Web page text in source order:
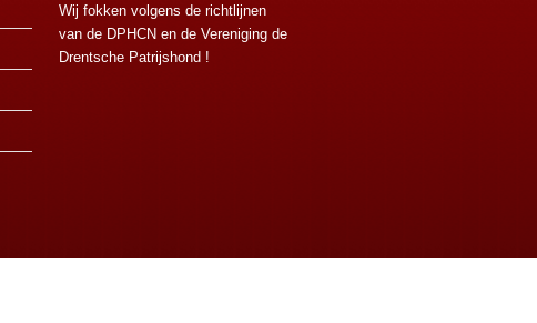
Wij fokken volgens de richtlijnen
van de DPHCN en de Vereniging de
Drentsche Patrijshond !